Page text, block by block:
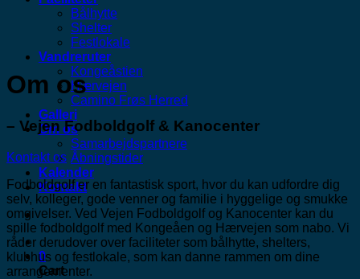
Bålhytte
Shelter
Festlokale
Vandreruter
Kongeåstien
Hærvejen
Camino Frøs Herred
Galleri
Om os
Samarbejdspartnere
Åbningstider
Kalender
Kontakt
0
Cart
Om os
– Vejen Fodboldgolf & Kanocenter
Kontakt os
Fodboldgolf er en fantastisk sport, hvor du kan udfordre dig
selv, kolleger, gode venner og familie i hyggelige og smukke
omgivelser. Ved Vejen Fodboldgolf og Kanocenter kan du
spille fodboldgolf med Kongeåen og Hærvejen som nabo. Vi
råder derudover over faciliteter som bålhytte, shelters,
klubhus og festlokale, som kan danne rammen om dine
arrangementer.